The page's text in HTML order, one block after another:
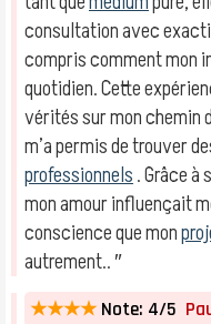
consultation avec
compris comment mon
quotidien. Cette
vérités sur mon chemin
m’a permis de trouver
professionnels. Grâce à
mon amour influençait
conscience que mon
autrement.. ″
★★★★ Note: 4/5